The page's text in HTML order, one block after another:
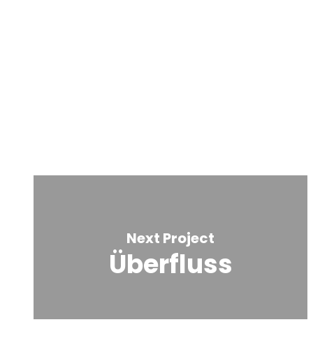
Next Project
Überfluss